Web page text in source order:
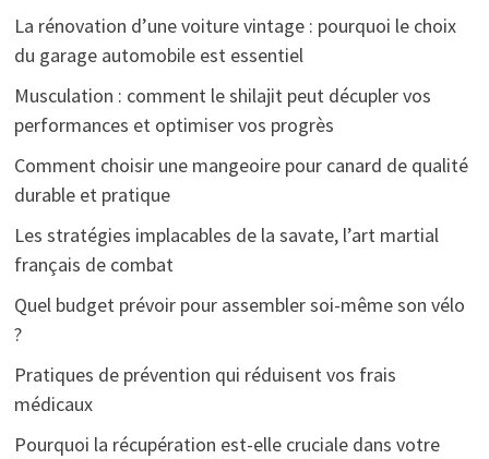
La rénovation d’une voiture vintage : pourquoi le choix
du garage automobile est essentiel
Musculation : comment le shilajit peut décupler vos
performances et optimiser vos progrès
Comment choisir une mangeoire pour canard de qualité
durable et pratique
Les stratégies implacables de la savate, l’art martial
français de combat
Quel budget prévoir pour assembler soi-même son vélo
?
Pratiques de prévention qui réduisent vos frais
médicaux
Pourquoi la récupération est-elle cruciale dans votre